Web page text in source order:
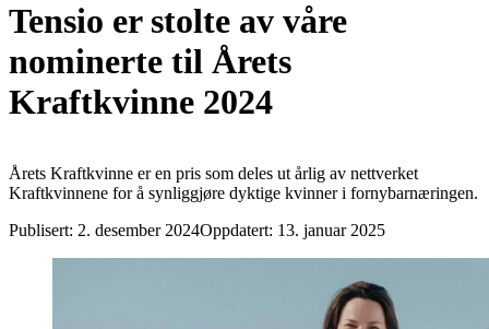
Tensio er stolte av våre
nominerte til Årets
Kraftkvinne 2024
Årets Kraftkvinne er en pris som deles ut årlig av nettverket
Kraftkvinnene for å synliggjøre dyktige kvinner i fornybarnæringen.
Publisert: 2. desember 2024Oppdatert: 13. januar 2025